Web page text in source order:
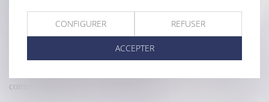
Au décès du débiteur, quel est le sort de la prestation
compensatoire allouée avant le 1-7-2000 ?
Protection de l'enfance : parution du décret sur
l'accompagnement du tiers de confiance
communs n’est pas en soi frauduleuse
CONFIGURER REFUSER
ACCEPTER